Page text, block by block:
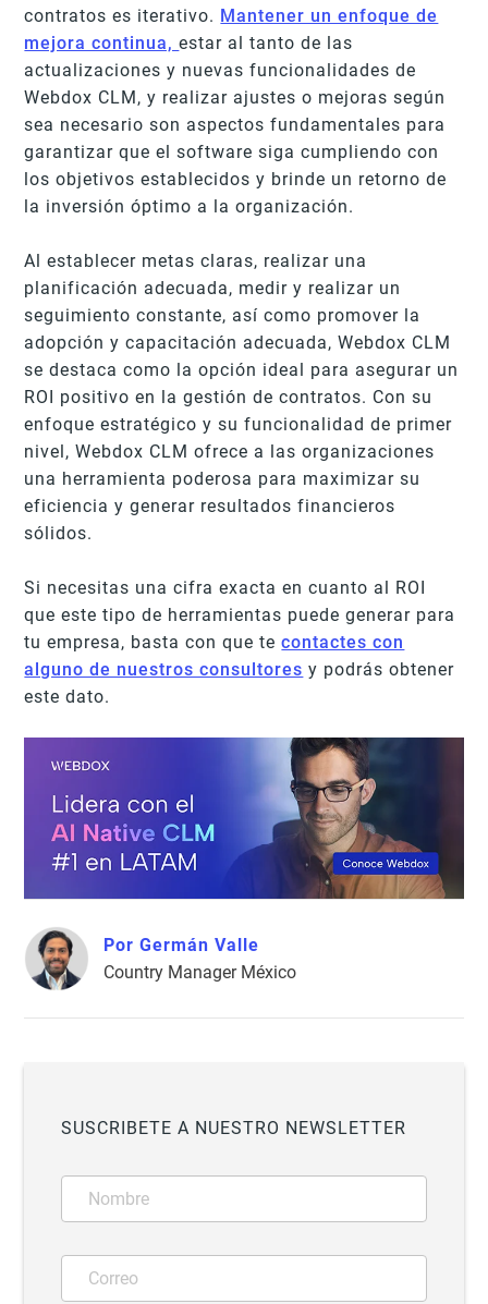
contratos es iterativo. Mantener un enfoque de
mejora continua,estar al tanto de las
actualizaciones y nuevas funcionalidades de
Webdox CLM, y realizar ajustes o mejoras según
sea necesario son aspectos fundamentales para
garantizar que el software siga cumpliendo con
los objetivos establecidos y brinde un retorno de
la inversión óptimo a la organización.
Al establecer metas claras, realizar una
planificación adecuada, medir y realizar un
seguimiento constante, así como promover la
adopción y capacitación adecuada, Webdox CLM
se destaca como la opción ideal para asegurar un
ROI positivo en la gestión de contratos. Con su
enfoque estratégico y su funcionalidad de primer
nivel, Webdox CLM ofrece a las organizaciones
una herramienta poderosa para maximizar su
eficiencia y generar resultados financieros
sólidos.
Si necesitas una cifra exacta en cuanto al ROI
que este tipo de herramientas puede generar para
tu empresa, basta con que tecontactes con
alguno de nuestros consultores y podrás obtener
este dato.
Por Germán Valle
Country Manager México
SUSCRIBETE A NUESTRO NEWSLETTER